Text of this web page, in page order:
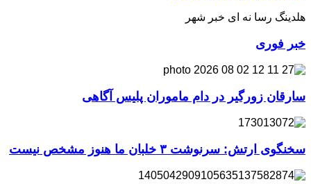
هلدینگ رسا نه ای خبر شهر
خبر فوری
سارقان زورگیر در دام ماموران پلیس آگاهی
سخنگوی ارتش: سرنوشت ۳ خلبان ما هنوز مشخص نیست